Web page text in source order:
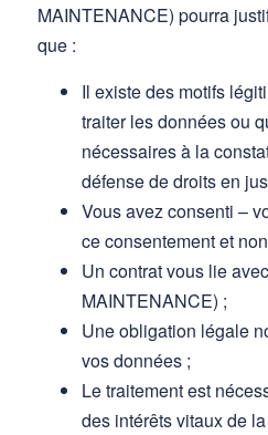
MAINTENANCE) pourra
que :
Il existe des motifs
traiter les données ou
nécessaires à la
défense de droits en
Vous avez consenti –
ce consentement et
Un contrat vous lie
MAINTENANCE) ;
Une obligation légale
vos données ;
Le traitement est
des intérêts vitaux de